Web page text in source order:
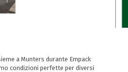
a Munters durante Empack
condizioni perfette per diversi